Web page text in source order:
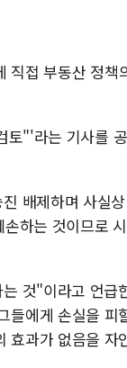
직접 부동산 정책
"'라는 기사를
배제하며 사실
하는 것이므로
것"이라고 언급
들에게 손실을 피
과가 없음을 자